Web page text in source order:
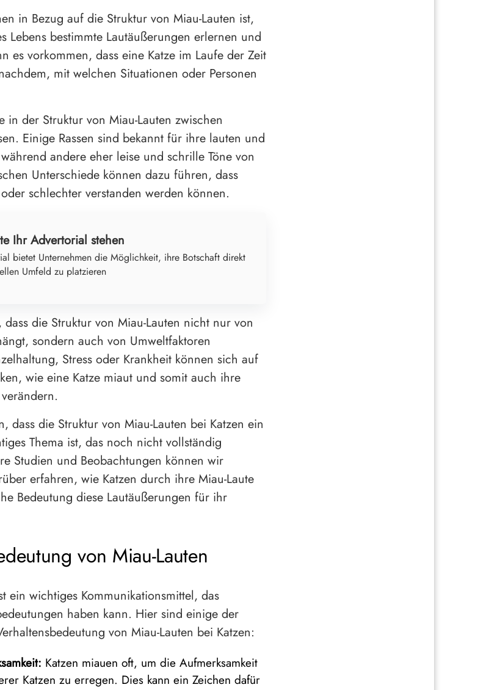
in Bezug auf die Struktur von Miau-Lauten ist,
Lebens bestimmte Lautäußerungen erlernen und
es vorkommen, dass eine Katze im Laufe der Zeit
mit welchen Situationen oder Personen
in der Struktur von Miau-Lauten zwischen
Einige Rassen sind bekannt für ihre lauten und
andere eher leise und schrille Töne von
Unterschiede können dazu führen, dass
schlechter verstanden werden können.
Ihr Advertorial stehen
bietet Unternehmen die Möglichkeit, ihre Botschaft direkt
Umfeld zu platzieren
die Struktur von Miau-Lauten nicht nur von
sondern auch von Umweltfaktoren
Stress oder Krankheit können sich auf
wie eine Katze miaut und somit auch ihre
dass die Struktur von Miau-Lauten bei Katzen ein
Thema ist, das noch nicht vollständig
Studien und Beobachtungen können wir
erfahren, wie Katzen durch ihre Miau-Laute
Bedeutung diese Lautäußerungen für ihr
von Miau-Lauten
ein wichtiges Kommunikationsmittel, das
haben kann. Hier sind einige der
von Miau-Lauten bei Katzen:
Katzen miauen oft, um die Aufmerksamkeit
Katzen zu erregen. Dies kann ein Zeichen dafür